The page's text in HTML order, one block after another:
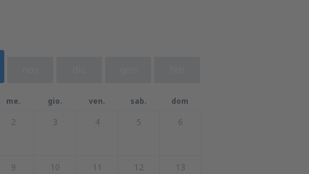
me. gio. ven. sab. dom
2 3 4 5 6
9 10 11 12 13